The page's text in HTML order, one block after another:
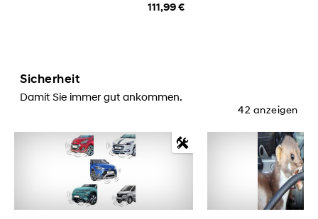
111,99 €
Sicherheit
Damit Sie immer gut ankommen.
42 anzeigen